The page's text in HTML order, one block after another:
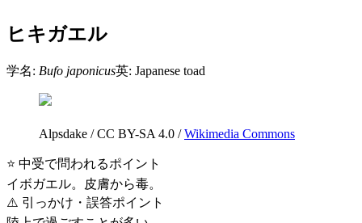
ヒキガエル
学名: Bufo japonicus英: Japanese toad
Alpsdake /CC BY-SA 4.0 / Wikimedia Commons
⭐ 中受で問われるポイント
イボガエル。皮膚から毒。
⚠️ 引っかけ・誤答ポイント